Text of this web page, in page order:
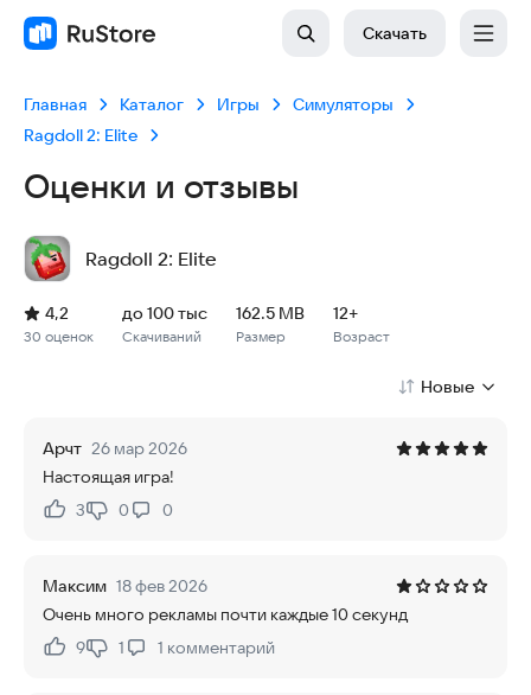
Скачать
Главная Каталог Игры
Симуляторы
Ragdoll 2: Elite
Оценки и отзывы
Ragdoll 2: Elite
Рейтинг: 4,2, 30 оценок
Скачиваний: до 100 тыс
Размер файла: 162.5 MB
Возрастное ограничение: 162.5 MB
30 оценок
4,2
Скачиваний
до 100 тыс
Размер
162.5 MB
Возраст
12+
Новые
Арчт 26 мар 2026
Настоящая игра!
Нравится:
3Не нравится:
0 0
Максим 18 фев 2026
Очень много рекламы почти каждые 10 секунд
Нравится:
9Не нравится:
1 1 комментарий